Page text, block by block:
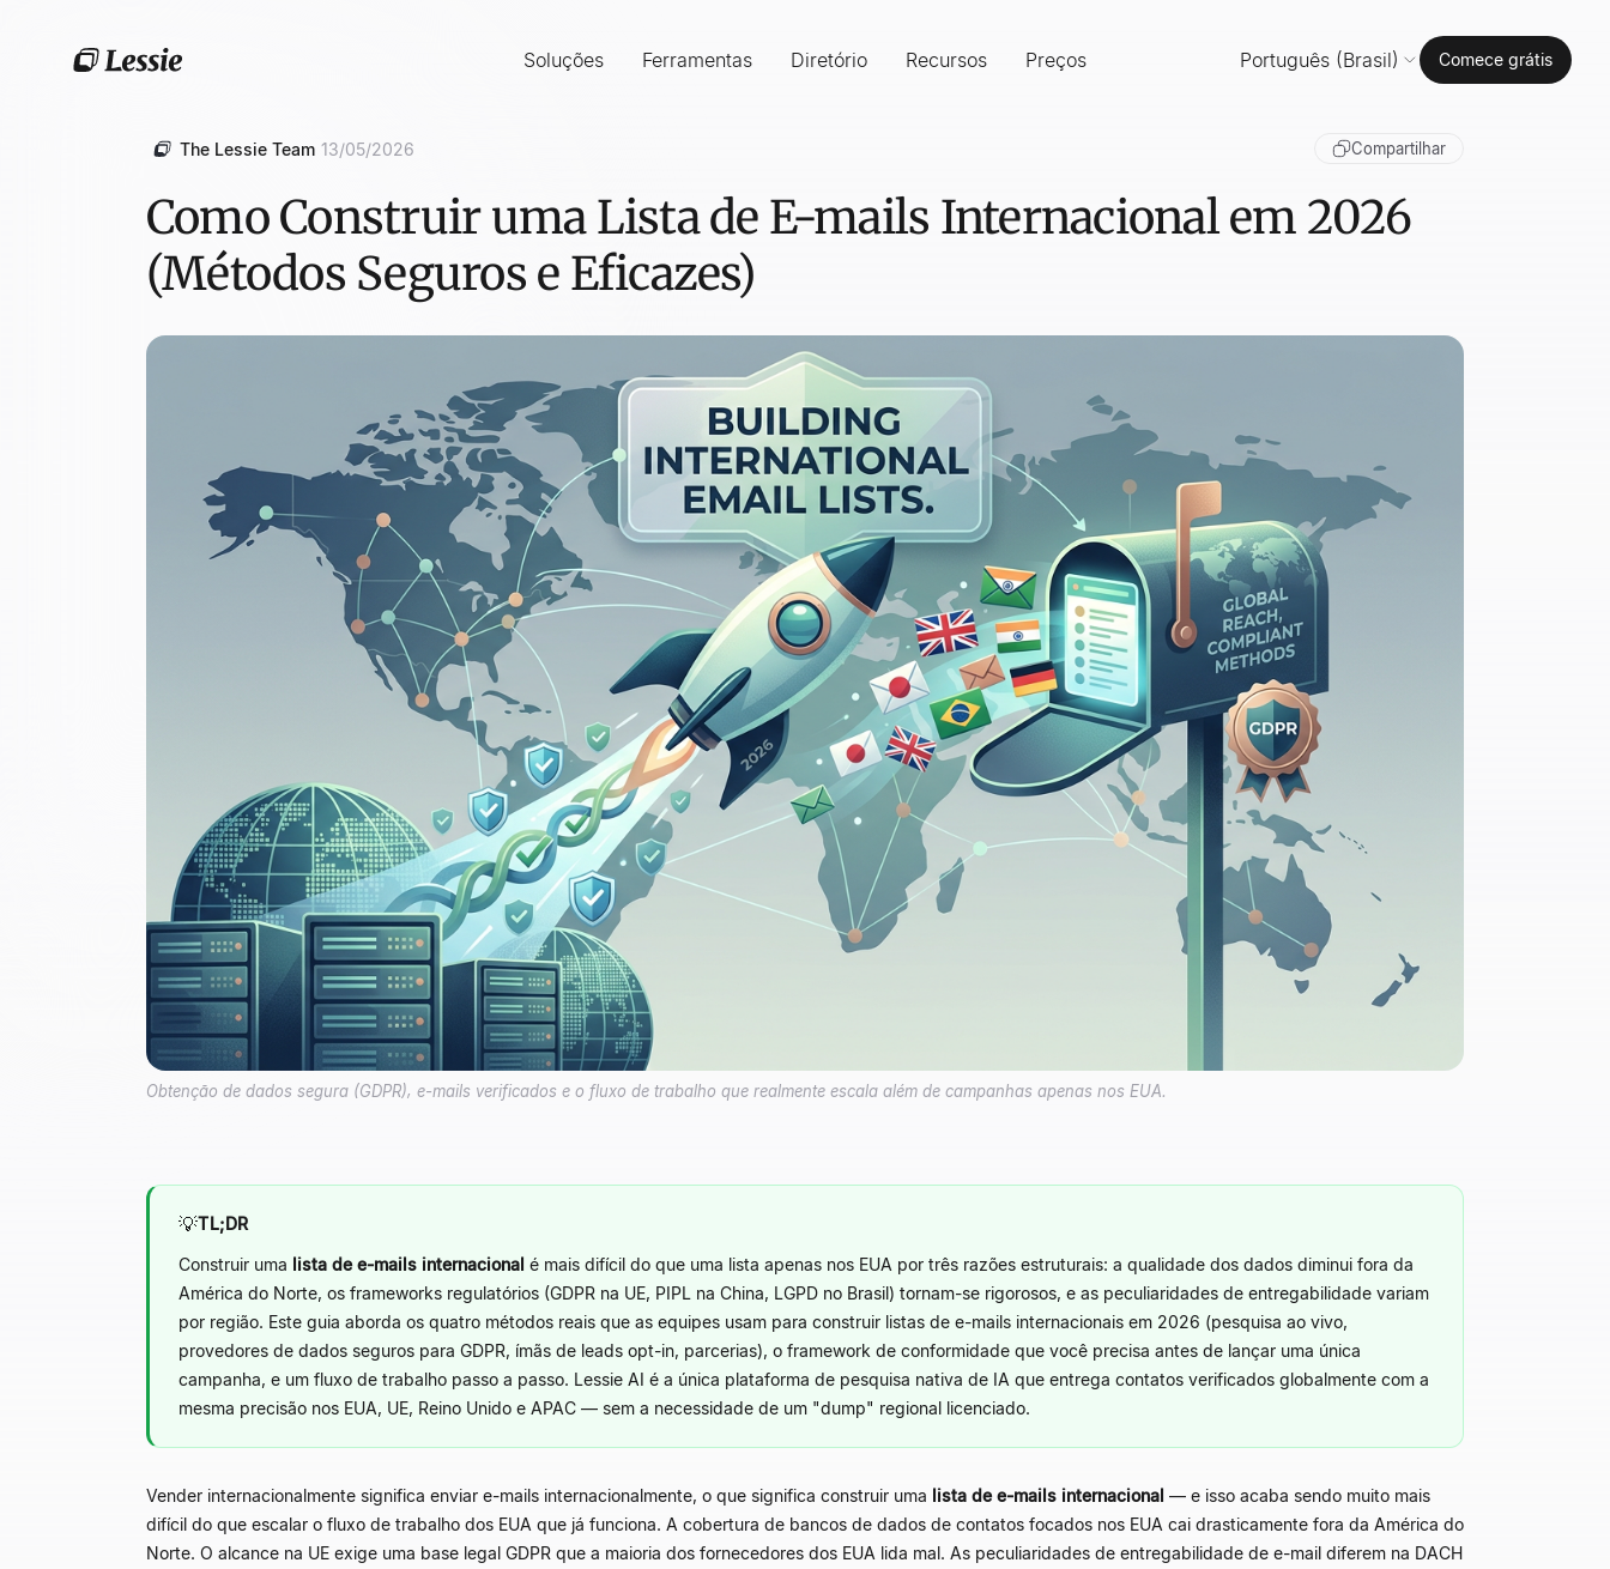
Soluções Ferramentas Diretório Recursos Preços Português (Brasil) Comece grátis
The Lessie Team 13/05/2026 Compartilhar
Como Construir uma Lista de E-mails Internacional em 2026
(Métodos Seguros e Eficazes)
Obtenção de dados segura (GDPR), e-mails verificados e o fluxo de trabalho que realmente escala além de campanhas apenas nos EUA.
💡TL;DR
Construir uma lista de e-mails internacional é mais difícil do que uma lista apenas nos EUA por três razões estruturais: a qualidade dos dados diminui fora da
América do Norte, os frameworks regulatórios (GDPR na UE, PIPL na China, LGPD no Brasil) tornam-se rigorosos, e as peculiaridades de entregabilidade variam
por região. Este guia aborda os quatro métodos reais que as equipes usam para construir listas de e-mails internacionais em 2026 (pesquisa ao vivo,
provedores de dados seguros para GDPR, ímãs de leads opt-in, parcerias), o framework de conformidade que você precisa antes de lançar uma única
campanha, e um fluxo de trabalho passo a passo. Lessie AI é a única plataforma de pesquisa nativa de IA que entrega contatos verificados globalmente com a
mesma precisão nos EUA, UE, Reino Unido e APAC — sem a necessidade de um "dump" regional licenciado.
Vender internacionalmente significa enviar e-mails internacionalmente, o que significa construir uma lista de e-mails internacional — e isso acaba sendo muito mais
difícil do que escalar o fluxo de trabalho dos EUA que já funciona. A cobertura de bancos de dados de contatos focados nos EUA cai drasticamente fora da América do
Norte. O alcance na UE exige uma base legal GDPR que a maioria dos fornecedores dos EUA lida mal. As peculiaridades de entregabilidade de e-mail diferem na DACH